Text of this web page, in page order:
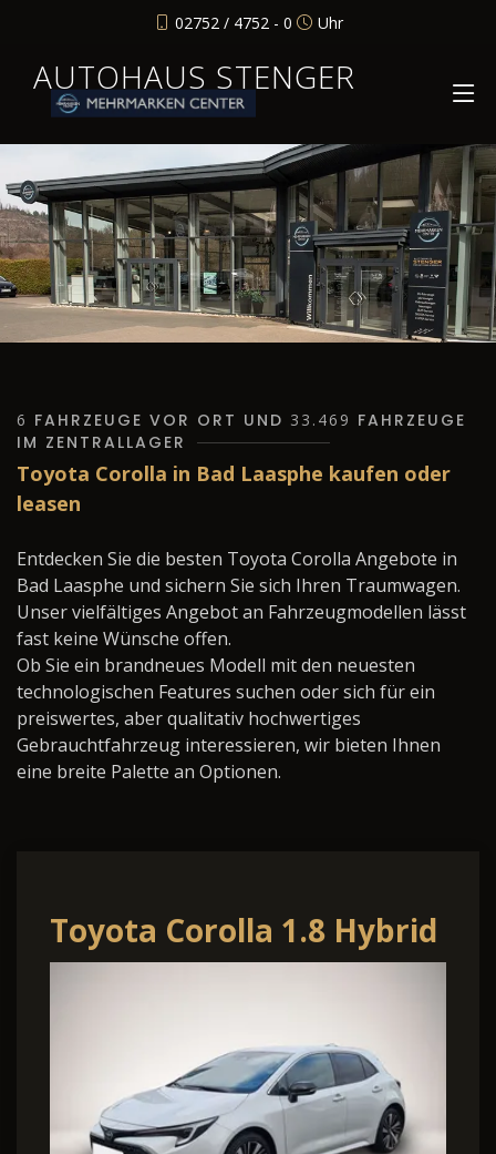
02752 / 4752 - 0 Uhr
AUTOHAUS STENGER
6 FAHRZEUGE VOR ORT UND 33.469 FAHRZEUGE
IM ZENTRALLAGER
Toyota Corolla in Bad Laasphe kaufen oder
leasen
Entdecken Sie die besten Toyota Corolla Angebote in
Bad Laasphe und sichern Sie sich Ihren Traumwagen.
Unser vielfältiges Angebot an Fahrzeugmodellen lässt
fast keine Wünsche offen.
Ob Sie ein brandneues Modell mit den neuesten
technologischen Features suchen oder sich für ein
preiswertes, aber qualitativ hochwertiges
Gebrauchtfahrzeug interessieren, wir bieten Ihnen
eine breite Palette an Optionen.
Toyota Corolla 1.8 Hybrid
Teamplayer (ZE1HE)